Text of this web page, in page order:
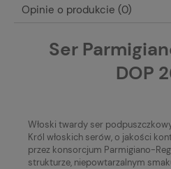
Opinie o produkcie (0)
Ser
DOP
Włoski twardy ser
Król włoskich serów, o jakości
przez konsorcjum Parmigiano-
strukturze, niepowtarzalnym